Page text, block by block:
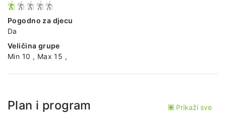
Pogodno za djecu
Da
Veličina grupe
Min 10 , Max 15 ,
Plan i program Prikaži sve